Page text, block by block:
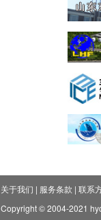
关于我们 | 服务条款 | 联系
Copyright © 2004-2021